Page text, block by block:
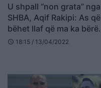
U shpall “non grata” nga
SHBA, Aqif Rakipi: As që
bëhet llaf që ma ka bërë
Basha, unë s’kam biznes
schedule 18:15 / 13/04/2022